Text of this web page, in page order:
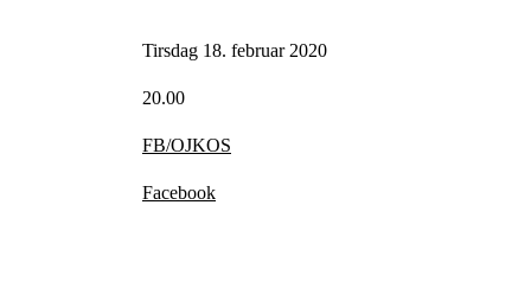
Tirsdag 18. februar 2020
20.00
FB/OJKOS
Facebook